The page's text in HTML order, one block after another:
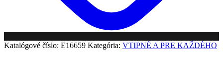
Katalógové číslo: E16659 Kategória: VTIPNÉ A PRE KAŽDÉHO